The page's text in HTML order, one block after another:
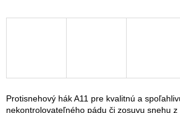
Protisnehový hák A11 pre kvalitnú a
nekontrolovateľného pádu či zosuvu snehu